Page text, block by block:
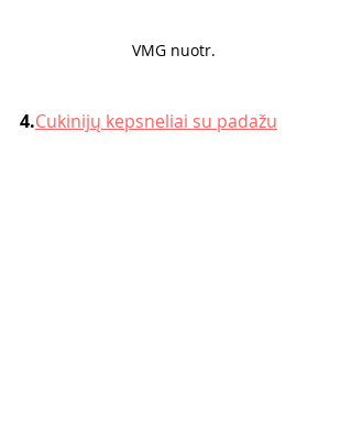
VMG nuotr.
4.Cukinijų kepsneliai su padažu